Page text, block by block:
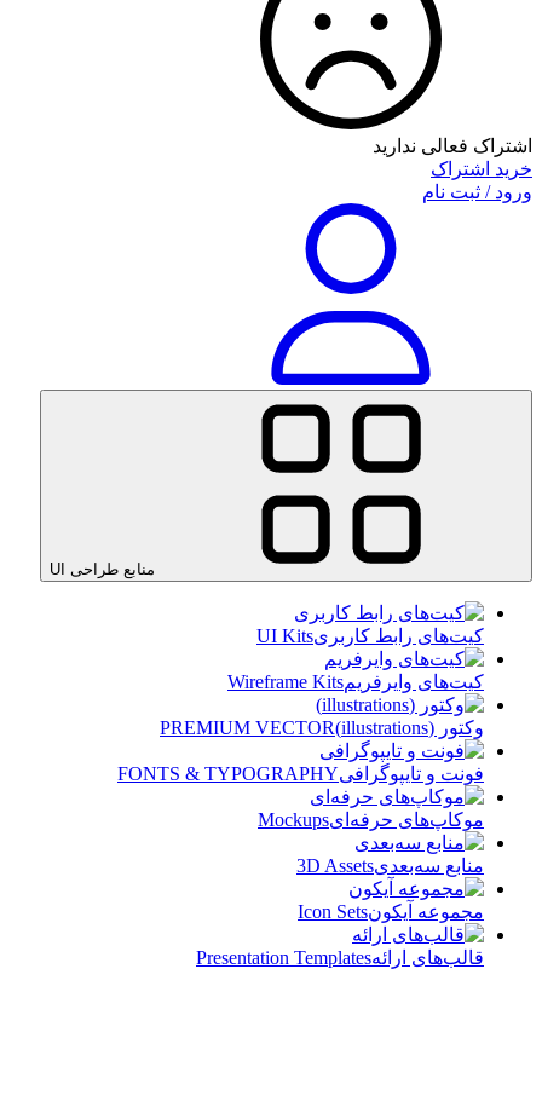
اشتراک فعالی ندارید
خرید اشتراک
ورود / ثبت نام
منابع طراحی UI
کیت‌های رابط کاربریUI Kits
کیت‌های وایرفریمWireframe Kits
وکتور (illustrations) PREMIUM VECTOR
فونت و تایپوگرافیFONTS & TYPOGRAPHY
موکاپ‌های حرفه‌ایMockups
منابع سه‌بعدی3D Assets
مجموعه آیکون‌Icon Sets
قالب‌های ارائهPresentation Templates